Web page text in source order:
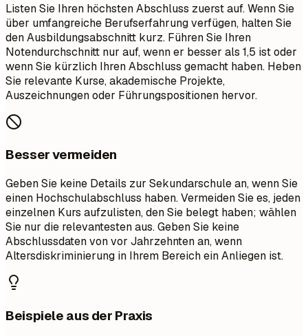
Listen Sie Ihren höchsten Abschluss zuerst auf. Wenn Sie
über umfangreiche Berufserfahrung verfügen, halten Sie
den Ausbildungsabschnitt kurz. Führen Sie Ihren
Notendurchschnitt nur auf, wenn er besser als 1,5 ist oder
wenn Sie kürzlich Ihren Abschluss gemacht haben. Heben
Sie relevante Kurse, akademische Projekte,
Auszeichnungen oder Führungspositionen hervor.
Besser vermeiden
Geben Sie keine Details zur Sekundarschule an, wenn Sie
einen Hochschulabschluss haben. Vermeiden Sie es, jeden
einzelnen Kurs aufzulisten, den Sie belegt haben; wählen
Sie nur die relevantesten aus. Geben Sie keine
Abschlussdaten von vor Jahrzehnten an, wenn
Altersdiskriminierung in Ihrem Bereich ein Anliegen ist.
Beispiele aus der Praxis